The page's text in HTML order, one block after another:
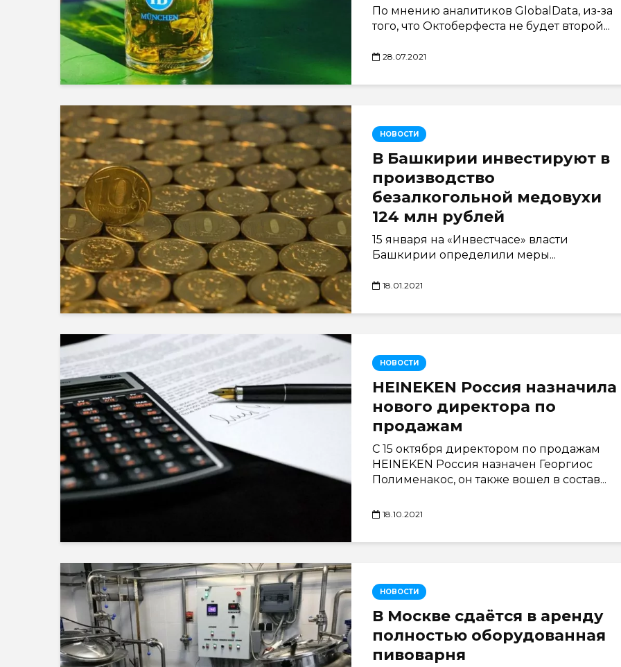
По мнению аналитиков GlobalData, из-за
того, что Октоберфеста не будет второй...
28.07.2021
НОВОСТИ
В Башкирии инвестируют в
производство
безалкогольной медовухи
124 млн рублей
15 января на «Инвестчасе» власти
Башкирии определили меры...
18.01.2021
НОВОСТИ
HEINEKEN Россия назначила
нового директора по
продажам
С 15 октября директором по продажам
HEINEKEN Россия назначен Георгиос
Полименакос, он также вошел в состав...
18.10.2021
НОВОСТИ
В Москве сдаётся в аренду
полностью оборудованная
пивоварня